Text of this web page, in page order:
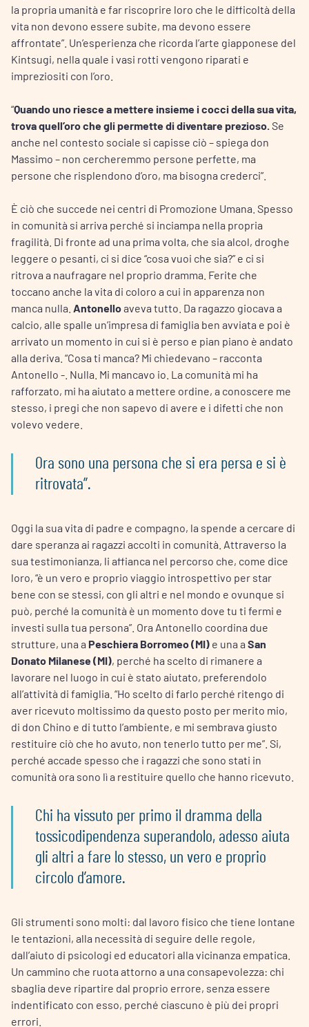
la propria umanità e far riscoprire loro che le difficoltà della
vita non devono essere subite, ma devono essere
affrontate”. Un’esperienza che ricorda l’arte giapponese del
Kintsugi, nella quale i vasi rotti vengono riparati e
impreziositi con l’oro.
“Quando uno riesce a mettere insieme i cocci della sua vita,
trova quell’oro che gli permette di diventare prezioso. Se
anche nel contesto sociale si capisse ciò – spiega don
Massimo – non cercheremmo persone perfette, ma
persone che risplendono d’oro, ma bisogna crederci”.
È ciò che succede nei centri di Promozione Umana. Spesso
in comunità si arriva perché si inciampa nella propria
fragilità. Di fronte ad una prima volta, che sia alcol, droghe
leggere o pesanti, ci si dice “cosa vuoi che sia?” e ci si
ritrova a naufragare nel proprio dramma. Ferite che
toccano anche la vita di coloro a cui in apparenza non
manca nulla. Antonelloaveva tutto. Da ragazzo giocava a
calcio, alle spalle un’impresa di famiglia ben avviata e poi è
arrivato un momento in cui si è perso e pian piano è andato
alla deriva. “Cosa ti manca? Mi chiedevano – racconta
Antonello -. Nulla. Mi mancavo io. La comunità mi ha
rafforzato, mi ha aiutato a mettere ordine, a conoscere me
stesso, i pregi che non sapevo di avere e i difetti che non
volevo vedere.
Ora sono una persona che si era persa e si è
ritrovata”.
Oggi la sua vita di padre e compagno, la spende a cercare di
dare speranza ai ragazzi accolti in comunità. Attraverso la
sua testimonianza, li affianca nel percorso che, come dice
loro, “è un vero e proprio viaggio introspettivo per star
bene con se stessi, con gli altri e nel mondo e ovunque si
può, perché la comunità è un momento dove tu ti fermi e
investi sulla tua persona”. Ora Antonello coordina due
strutture, una a Peschiera Borromeo (MI) e una a San
Donato Milanese (MI), perché ha scelto di rimanere a
lavorare nel luogo in cui è stato aiutato, preferendolo
all’attività di famiglia. “Ho scelto di farlo perché ritengo di
aver ricevuto moltissimo da questo posto per merito mio,
di don Chino e di tutto l’ambiente, e mi sembrava giusto
restituire ciò che ho avuto, non tenerlo tutto per me”. Si,
perché accade spesso che i ragazzi che sono stati in
comunità ora sono lì a restituire quello che hanno ricevuto.
Chi ha vissuto per primo il dramma della
tossicodipendenza superandolo, adesso aiuta
gli altri a fare lo stesso, un vero e proprio
circolo d’amore.
Gli strumenti sono molti: dal lavoro fisico che tiene lontane
le tentazioni, alla necessità di seguire delle regole,
dall’aiuto di psicologi ed educatori alla vicinanza empatica.
Un cammino che ruota attorno a una consapevolezza: chi
sbaglia deve ripartire dal proprio errore, senza essere
indentificato con esso, perché ciascuno è più dei propri
errori.